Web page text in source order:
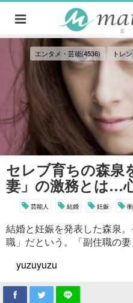
エンタメ・芸能(4536) トレ
セレブ育ちの森泉
妻」の激務とは…
芸能人 結婚 妊娠
結婚と妊娠を発表した森泉
職」だという。「副住職の
yuzuyuzu